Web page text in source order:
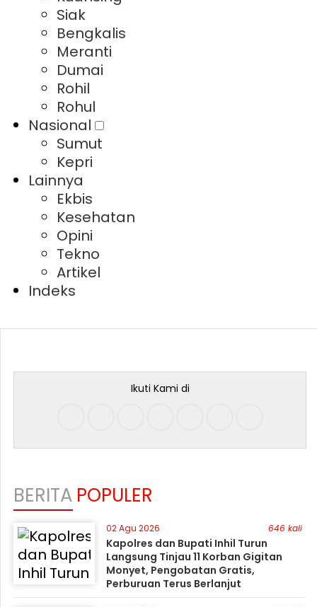
Siak
Bengkalis
Meranti
Dumai
Rohil
Rohul
Nasional
Sumut
Kepri
Lainnya
Ekbis
Kesehatan
Opini
Tekno
Artikel
Indeks
Ikuti Kami di
BERITA POPULER
02 Agu 2026 646 kali
Kapolres dan Bupati Inhil Turun
Langsung Tinjau 11 Korban Gigitan
Monyet, Pengobatan Gratis,
Perburuan Terus Berlanjut